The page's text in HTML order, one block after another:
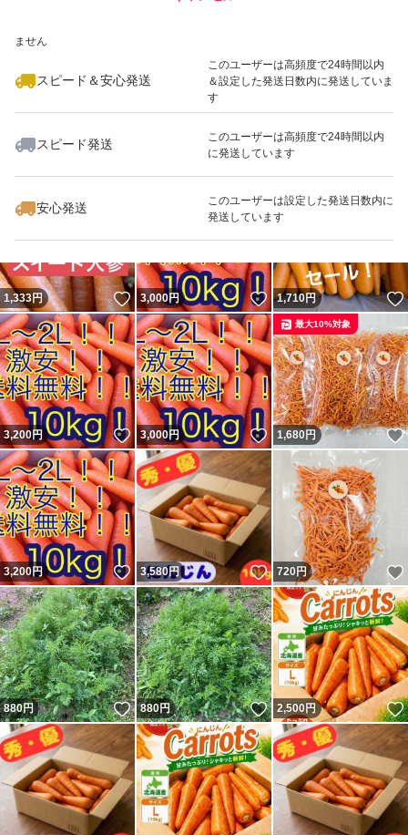
ません
スピード＆安心発送
このユーザーは高頻度で24時間以内
＆設定した発送日数内に発送していま
す
スピード発送
このユーザーは高頻度で24時間以内
に発送しています
安心発送
このユーザーは設定した発送日数内に
発送しています
いいね！
3,580
1,333円 いいね！
3,000円 いいね！
1,710円
3,200円 いいね！
3,000円 いいね！
1,680円
最大10%対象
3,200円 いいね！
3,580円 いいね！
720円
880円 いいね！
880円 いいね！
2,500円